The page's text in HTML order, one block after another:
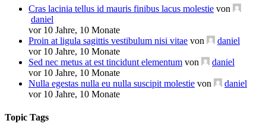
Cras lacinia tellus id mauris finibus lacus molestie von
daniel
vor 10 Jahre, 10 Monate
Proin at ligula sagittis vestibulum nisi vitae von
daniel
vor 10 Jahre, 10 Monate
Sed nec metus at est tincidunt elementum von
daniel
vor 10 Jahre, 10 Monate
Nulla egestas nulla eu nulla suscipit molestie von
daniel
vor 10 Jahre, 10 Monate
Topic Tags